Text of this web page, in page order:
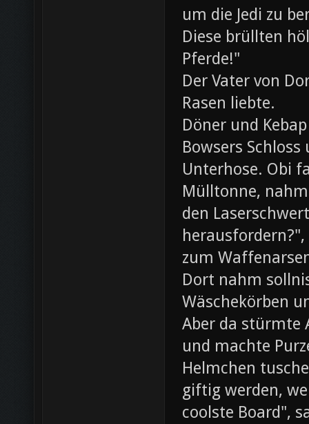
um die Jedi zu
Diese brüllten
Pferde!"
Der Vater von
Rasen liebte.
Döner und
Bowsers
Unterhose. Obi
Mülltonne,
den
zum
Dort nahm
Wäschekörben
Aber da stürmte
und machte
Helmchen
giftig werden,
coolste Board",